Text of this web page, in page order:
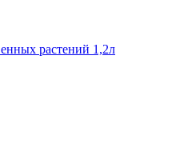
растений 1,2л